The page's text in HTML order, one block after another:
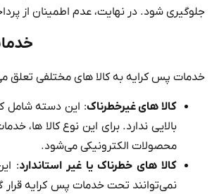
جلوگیری شود. در نهایت، عدم اطمینان از
خدمات پس کرایه به کالا های مختلفی تعلق
کالا های غیرخطرناک: این دسته شامل
بالایی ندارد. برای این نوع کالا ها،
محصولات الکترونیکی می‌شود.
کالا های خطرناک یا غیر استاندارد:
نمی‌توانند تحت خدمات پس کرایه قرار